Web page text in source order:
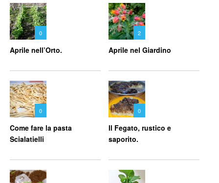
0
Aprile nell’Orto.
2
Aprile nel Giardino
0
Come fare la pasta
Scialatielli
0
Il Fegato, rustico e
saporito.